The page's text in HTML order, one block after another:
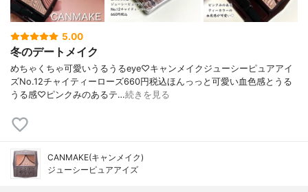
5.00
冬のデートメイク
めちゃくちゃ可愛いうるうるeye♡キャンメイクジューシーピュアアイ
ズNo.12チャイティーローズ660円税込ほんっっと可愛い血色感とうる
うる感♡ピンクみのあるテ…続きを見る
CANMAKE(キャンメイク)
ジューシーピュアアイズ